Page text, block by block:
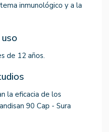
inmunológico y a la
de 12 años.
la eficacia de los
90 Cap - Sura